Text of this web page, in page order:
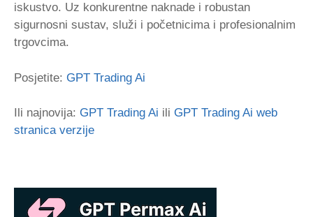
iskustvo. Uz konkurentne naknade i robustan
sigurnosni sustav, služi i početnicima i profesionalnim
trgovcima.
Posjetite: GPT Trading Ai
Ili najnovija: GPT Trading Ai ili GPT Trading Ai web
stranica verzije